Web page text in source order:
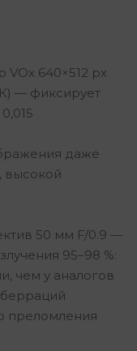
640×512 px
— фиксирует
даже
высокой
50 мм F/0.9 —
95–98 %:
чем у аналогов
преломления